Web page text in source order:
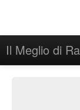
Il Meglio di